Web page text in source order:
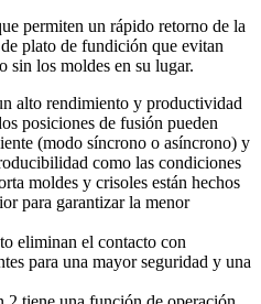
permiten un rápido retorno de la
plato de fundición que evitan
sin los moldes en su lugar.
alto rendimiento y productividad
posiciones de fusión pueden
(modo síncrono o asíncrono) y
como las condiciones
moldes y crisoles están hechos
para garantizar la menor
eliminan el contacto con
para una mayor seguridad y una